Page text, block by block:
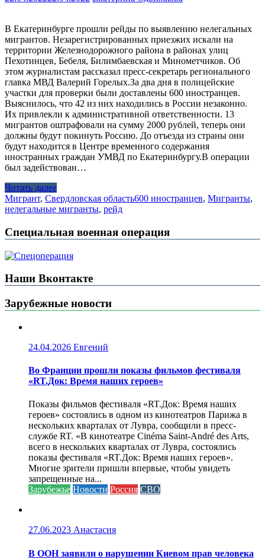
В Екатеринбурге прошли рейды по выявлению нелегальных
мигрантов. Незарегистрированных приезжих искали на
территории Железнодорожного района в районах улиц
Пехотинцев, Бебеля, Билимбаевская и Минометчиков. Об
этом журналистам рассказал пресс-секретарь регионального
главка МВД Валерий Горелых.За два дня в полицейские
участки для проверки были доставлены 600 иностранцев.
Выяснилось, что 42 из них находились в России незаконно.
Их привлекли к административной ответственности. 13
мигрантов оштрафовали на сумму 2000 рублей, теперь они
должны будут покинуть Россию. До отъезда из страны они
будут находится в Центре временного содержания
иностранных граждан УМВД по Екатеринбургу.В операции
был задействован…
Читать далее
Мигрант, Свердловская область600 иностранцев, Мигранты,
нелегальные мигранты, рейд
Специальная военная операция
Наши Вконтакте
Зарубежные новости
24.04.2026 Евгений
Во Франции прошли показы фильмов фестиваля
«RT.Док: Время наших героев»
Показы фильмов фестиваля «RT.Док: Время наших
героев» состоялись в одном из кинотеатров Парижа в
нескольких кварталах от Лувра, сообщили в пресс-
службе RT. «В кинотеатре Cinéma Saint-André des Arts,
всего в нескольких кварталах от Лувра, состоялись
показы фестиваля «RT.Док: Время наших героев».
Многие зрители пришли впервые, чтобы увидеть
запрещенные на...
Зарубежье Новости Россия СВО
27.06.2023 Анастасия
В ООН заявили о нарушении Киевом прав человека